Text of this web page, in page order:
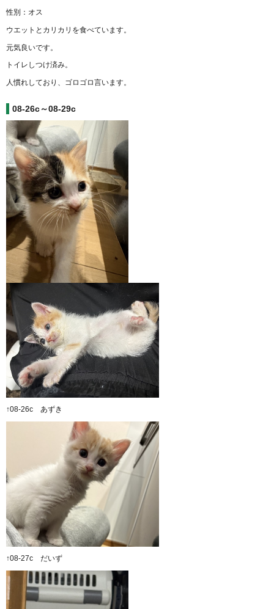
性別：オス
ウエットとカリカリを食べています。
元気良いです。
トイレしつけ済み。
人慣れしており、ゴロゴロ言います。
08-26c～08-29c
↑08-26c あずき
↑08-27c だいず